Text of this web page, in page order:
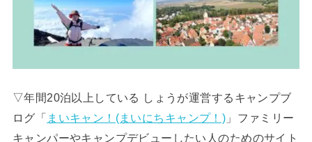
▽年間20泊以上している しょうが運営するキャンプブ
ログ「 まいキャン！(まいにちキャンプ！) 」ファミリー
キャンパーやキャンプデビューしたい人のためのサイト